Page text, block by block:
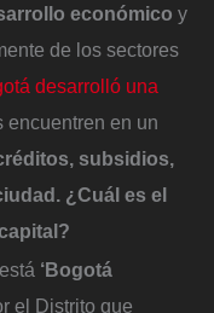
económico y
de los sectores
desarrolló una
encuentren en un
subsidios,
¿Cuál es el
‘Bogotá
el Distrito que